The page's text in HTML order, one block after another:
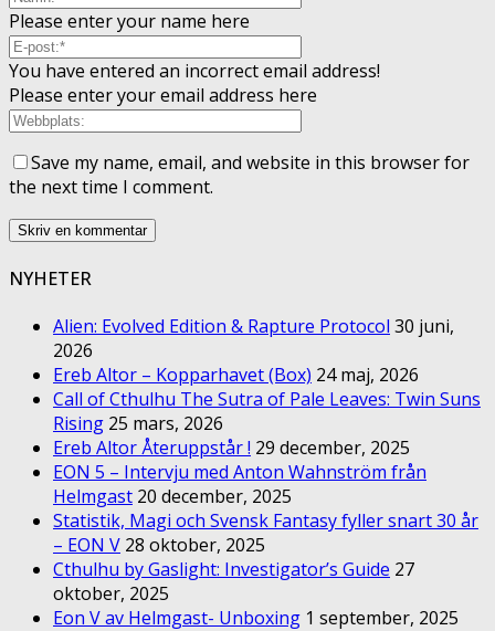
Please enter your name here
You have entered an incorrect email address!
Please enter your email address here
Save my name, email, and website in this browser for
the next time I comment.
NYHETER
Alien: Evolved Edition & Rapture Protocol 30 juni,
2026
Ereb Altor – Kopparhavet (Box) 24 maj, 2026
Call of Cthulhu The Sutra of Pale Leaves: Twin Suns
Rising 25 mars, 2026
Ereb Altor Återuppstår ! 29 december, 2025
EON 5 – Intervju med Anton Wahnström från
Helmgast 20 december, 2025
Statistik, Magi och Svensk Fantasy fyller snart 30 år
– EON V 28 oktober, 2025
Cthulhu by Gaslight: Investigator’s Guide 27
oktober, 2025
Eon V av Helmgast- Unboxing 1 september, 2025